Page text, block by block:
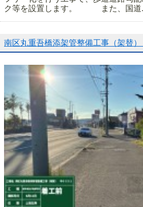
ク等を設置します。 また、国道
南区丸重吾橋添架管整備工事（架替